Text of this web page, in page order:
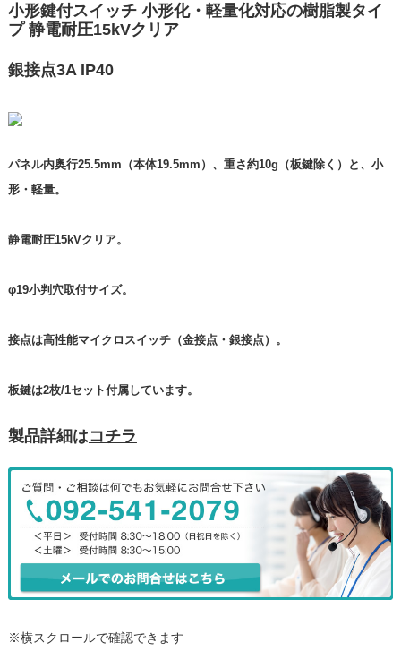
小形鍵付スイッチ 小形化・軽量化対応の樹脂製タイ
プ 静電耐圧15kVクリア
銀接点3A IP40
パネル内奥行25.5mm（本体19.5mm）、重さ約10g（板鍵除く）と、小
形・軽量。
静電耐圧15kVクリア。
φ19小判穴取付サイズ。
接点は高性能マイクロスイッチ（金接点・銀接点）。
板鍵は2枚/1セット付属しています。
製品詳細はコチラ
※横スクロールで確認できます